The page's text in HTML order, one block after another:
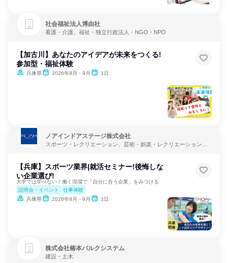
社会福祉法人博由社
看護・介護、福祉・独立行政法人・NGO・NPO
【加古川】あなたのアイデアが未来をつくる!
参加型・福祉体験
兵庫県 2026年8月・9月 1日
ノアインドアステージ株式会社
スポーツ・レクリエーション、芸術・娯楽・レクリエーション、
【兵庫】スポーツ業界|就活セミナー!後悔しな
い企業選び!
大学では学べない！働く現場で「自分に合う企業」をみつける
説明会・イベント
仕事体験
兵庫県
2026年8月・9月 1日
株式会社椿本バルクシステム
建設・土木